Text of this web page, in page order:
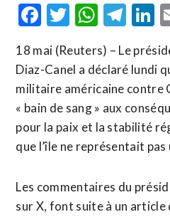
Facebook
Twitter
18 mai (Reuters) – Le
Diaz-Canel a déclaré lundi
militaire américaine contre
« bain de sang » aux
pour la paix et la stabilité
que ​l’île ne ‌représentait pas
Les commentaires du
sur X, font suite à un article